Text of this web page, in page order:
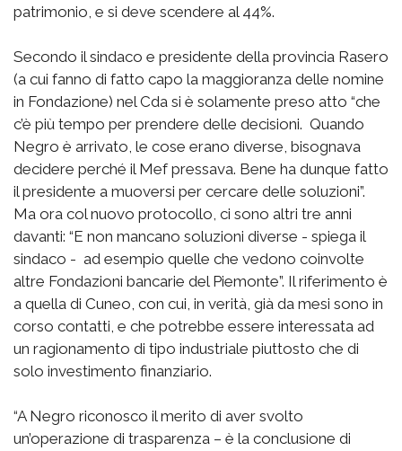
patrimonio, e si deve scendere al 44%.
Secondo il sindaco e presidente della provincia Rasero
(a cui fanno di fatto capo la maggioranza delle nomine
in Fondazione) nel Cda si è solamente preso atto “che
c’è più tempo per prendere delle decisioni. Quando
Negro è arrivato, le cose erano diverse, bisognava
decidere perché il Mef pressava. Bene ha dunque fatto
il presidente a muoversi per cercare delle soluzioni”.
Ma ora col nuovo protocollo, ci sono altri tre anni
davanti: “E non mancano soluzioni diverse - spiega il
sindaco - ad esempio quelle che vedono coinvolte
altre Fondazioni bancarie del Piemonte”. Il riferimento è
a quella di Cuneo, con cui, in verità, già da mesi sono in
corso contatti, e che potrebbe essere interessata ad
un ragionamento di tipo industriale piuttosto che di
solo investimento finanziario.
“A Negro riconosco il merito di aver svolto
un’operazione di trasparenza – è la conclusione di